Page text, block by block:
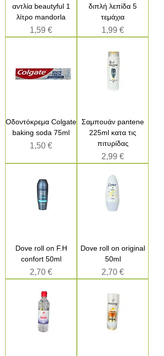
αντλία beautyful 1
λίτρο mandorla
Τιμή
1,59 €
διπλή λεπίδα 5
τεμάχια
Τιμή
1,99 €
Οδοντόκρεμα Colgate
baking soda 75ml
Τιμή
1,50 €
Σαμπουάν pantene
225ml κατα τις
πιτυρίδας
Τιμή
2,99 €
Dove roll on F.H
confort 50ml
Τιμή
2,70 €
Dove roll on original
50ml
Τιμή
2,70 €